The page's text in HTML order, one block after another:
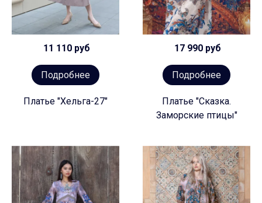
11 110 руб
Подробнее
Платье "Хельга-27"
17 990 руб
Подробнее
Платье "Сказка.
Заморские птицы"